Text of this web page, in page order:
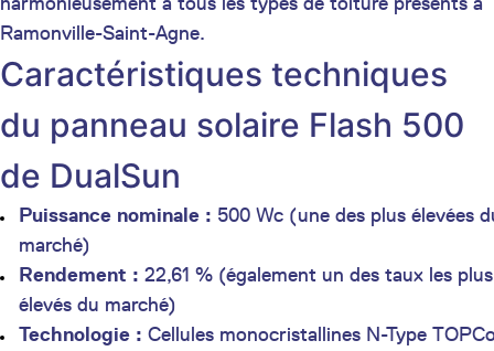
Ramonville-Saint-Agne.
Caractéristiques techniques
du panneau solaire Flash 500
de DualSun
Puissance nominale : 500 Wc (une des plus élevées
marché)
Rendement : 22,61 % (également un des taux les plus
élevés du marché)
Technologie : Cellules monocristallines N-Type